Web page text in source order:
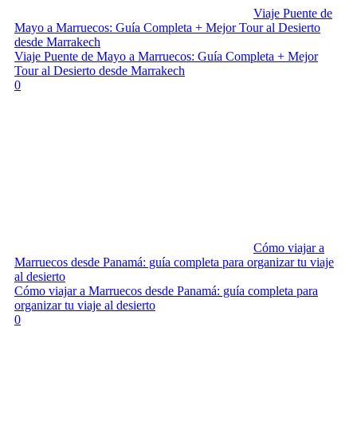
Viaje Puente de
Mayo a Marruecos: Guía Completa + Mejor Tour al Desierto
desde Marrakech
Viaje Puente de Mayo a Marruecos: Guía Completa + Mejor
Tour al Desierto desde Marrakech
0
Cómo viajar a
Marruecos desde Panamá: guía completa para organizar tu viaje
al desierto
Cómo viajar a Marruecos desde Panamá: guía completa para
organizar tu viaje al desierto
0